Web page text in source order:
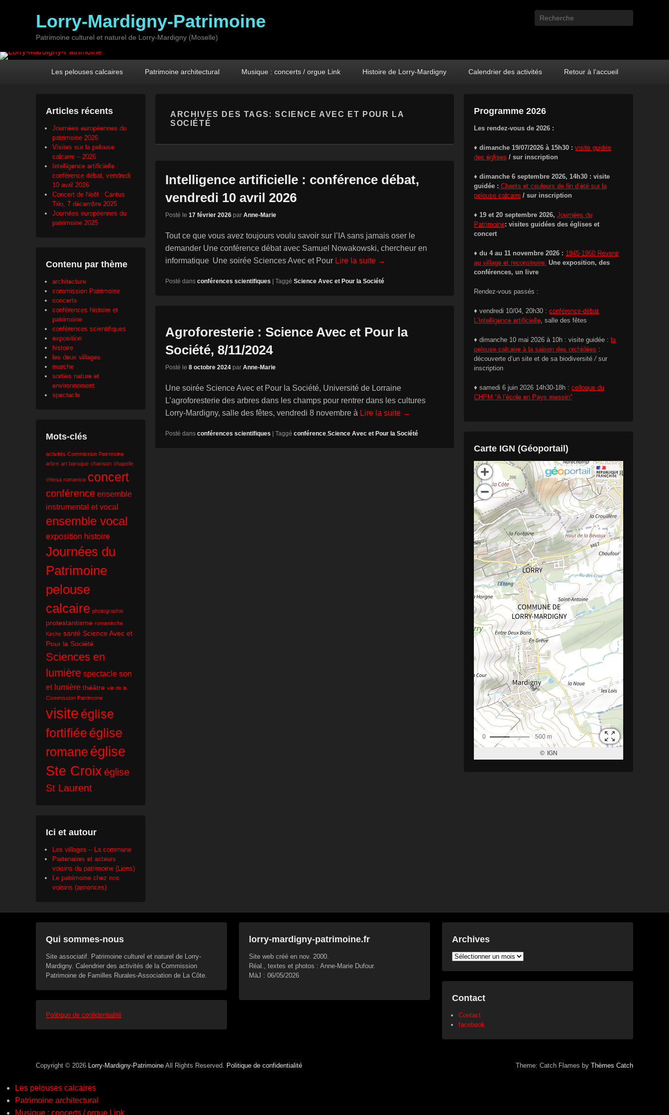
Lorry-Mardigny-Patrimoine
Patrimoine culturel et naturel de Lorry-Mardigny (Moselle)
Recherche
Les pelouses calcaires Patrimoine architectural Musique : concerts / orgue Link Histoire de Lorry-Mardigny Calendrier des activités Retour à l’accueil
ARCHIVES DES TAGS:SCIENCE AVEC ET POUR LA
SOCIÉTÉ
Intelligence artificielle : conférence débat,
vendredi 10 avril 2026
Posté le 17 février 2026 par Anne-Marie
Tout ce que vous avez toujours voulu savoir sur l’IA sans jamais oser le
demander Une conférence débat avec Samuel Nowakowski, chercheur en
informatique Une soirée Sciences Avec et Pour Lire la suite →
Posté dans conférences scientifiques | Taggé Science Avec et Pour la Société
Agroforesterie : Science Avec et Pour la
Société, 8/11/2024
Posté le 8 octobre 2024 par Anne-Marie
Une soirée Science Avec et Pour la Société, Université de Lorraine
L’agroforesterie des arbres dans les champs pour rentrer dans les cultures
Lorry-Mardigny, salle des fêtes, vendredi 8 novembre à Lire la suite →
Posté dans conférences scientifiques | Taggé conférence Science Avec et Pour la Société
Programme 2026
Les rendez-vous de 2026 :
♦ dimanche 19/07/2026 à 15h30 : visite guidée
des églises / sur inscription
♦ dimanche 6 septembre 2026, 14h30 : visite
guidée : Chants et couleurs de fin d’été sur la
pelouse calcaire / sur inscription
♦ 19 et 20 septembre 2026, Journées du
Patrimoine: visites guidées des églises et
concert
♦ du 4 au 11 novembre 2026 : 1945-1960 Revenir
au village et reconstruire. Une exposition, des
conférences, un livre
Rendez-vous passés :
♦ vendredi 10/04, 20h30 : conférence-débat
L’Intelligence artificielle, salle des fêtes
♦ dimanche 10 mai 2026 à 10h : visite guidée : la
pelouse calcaire à la saison des orchidées :
découverte d’un site et de sa biodiversité / sur
inscription
♦ samedi 6 juin 2026 14h30-18h : colloque du
CHPM “A l’école en Pays messin”
Carte IGN (Géoportail)
Articles récents
Journées européennes du
patrimoine 2026
Visites sur la pelouse
calcaire – 2026
Intelligence artificielle :
conférence débat, vendredi
10 avril 2026
Concert de Noël : Cantus
Trio, 7 décembre 2025
Journées européennes du
patrimoine 2025
Contenu par thème
architecture
commission Patrimoine
concerts
conférences histoire et
patrimoine
conférences scientifiques
exposition
histoire
les deux villages
marche
sorties nature et
environnement
spectacle
Mots-clés
activités Commission Patrimoine
arbre art baroque chanson chapelle
chiesa romanica concert
conférence ensemble
instrumental et vocal
ensemble vocal
exposition histoire
Journées du
Patrimoine
pelouse
calcaire photographie
protestantisme romanische
Kirche santé Science Avec et
Pour la Société
Sciences en
lumière spectacle son
et lumière théâtre vie de la
Commission Patrimoine
visite église
fortifiée église
romane église
Ste Croix église
St Laurent
Ici et autour
Les villages – La commune
Partenaires et acteurs
voisins du patrimoine (Liens)
Le patrimoine chez nos
voisins (annonces)
Qui sommes-nous
Site associatif. Patrimoine culturel et naturel de Lorry-
Mardigny. Calendrier des activités de la Commission
Patrimoine de Familles Rurales-Association de La Côte.
Politique de confidentialité
lorry-mardigny-patrimoine.fr
Site web créé en nov. 2000.
Réal., textes et photos : Anne-Marie Dufour.
MàJ : 06/05/2026
Archives
Archives
Contact
Contact
facebook
Copyright © 2026 Lorry-Mardigny-Patrimoine All Rights Reserved. Politique de confidentialité Theme: Catch Flames by Thèmes Catch
Les pelouses calcaires
Patrimoine architectural
Musique : concerts / orgue Link